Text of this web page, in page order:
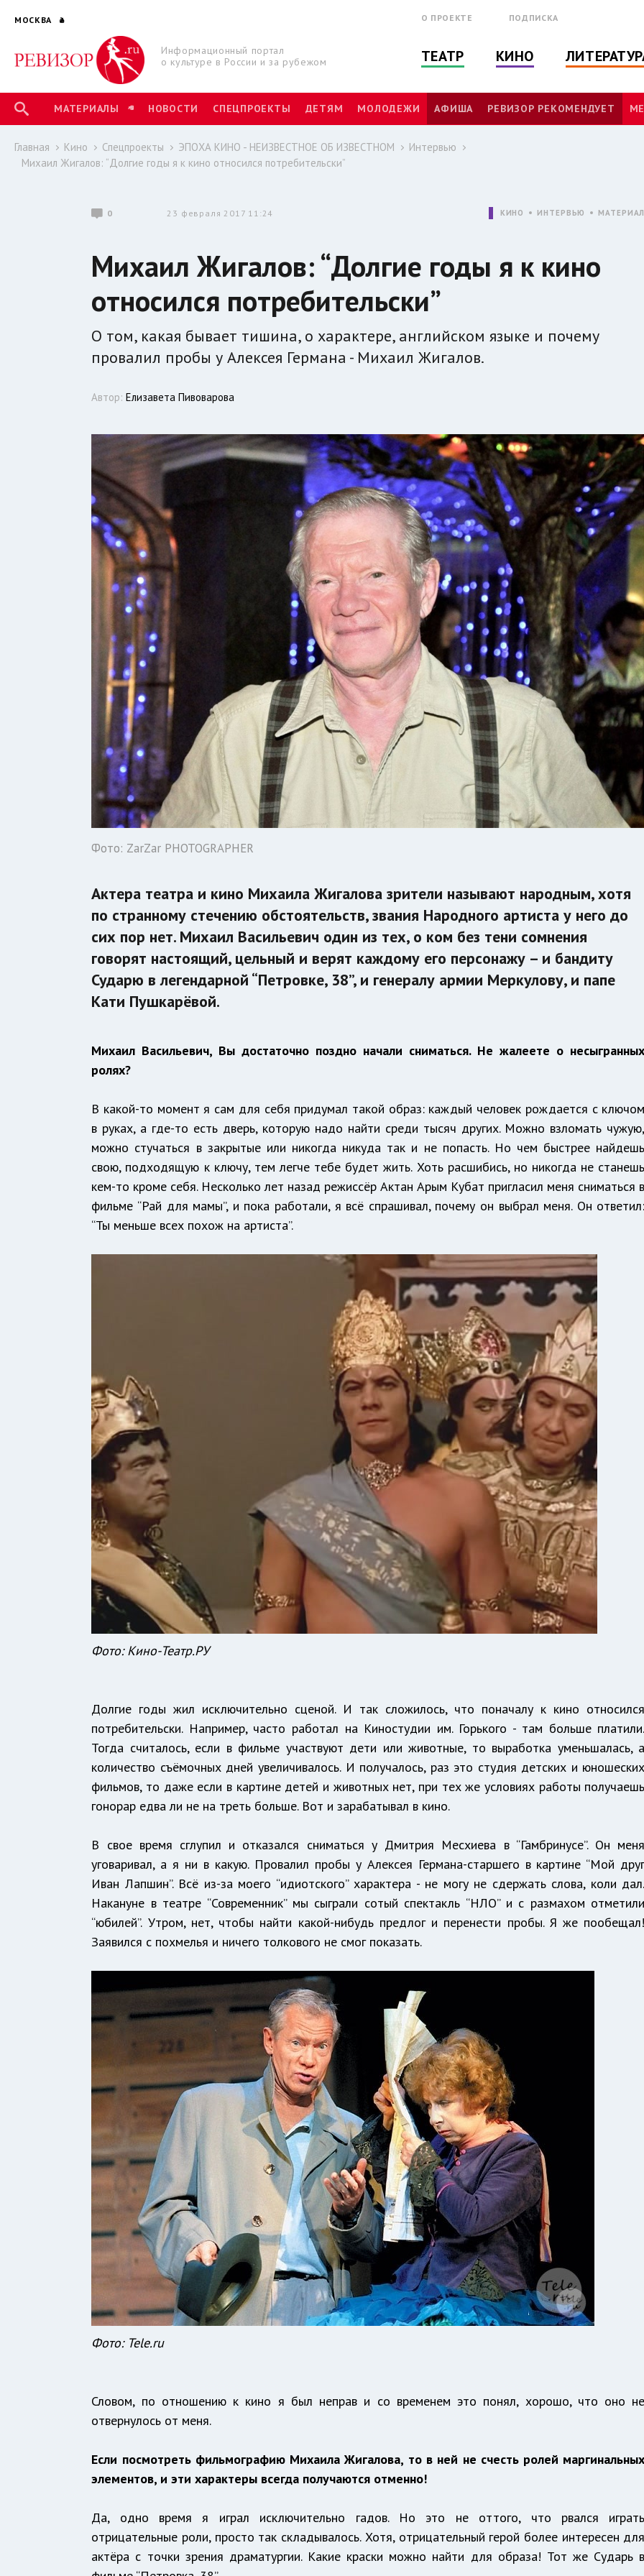
МОСКВА
Информационный портал
о культуре в России и за рубежом
О ПРОЕКТЕ ПОДПИСКА
ТЕАТР КИНО
МАТЕРИАЛЫ НОВОСТИ СПЕЦПРОЕКТЫ ДЕТЯМ МОЛОДЕЖИ АФИША РЕВИЗОР РЕКОМЕНДУЕТ
Главная Кино Спецпроекты ЭПОХА КИНО - НЕИЗВЕСТНОЕ ОБ ИЗВЕСТНОМ
Интервью
Михаил Жигалов: “Долгие годы я к кино относился потребительски”
0 23 февраля 2017 11:24 КИНО ИНТЕРВЬЮ МАТЕРИАЛ
Михаил Жигалов: “Долгие годы я к кино
относился потребительски”
О том, какая бывает тишина, о характере, английском языке и почему
провалил пробы у Алексея Германа - Михаил Жигалов.
Автор:Елизавета Пивоварова
Фото: ZarZar PHOTOGRAPHER
Актера театра и кино Михаила Жигалова зрители называют народным, хотя
по странному стечению обстоятельств, звания Народного артиста у него до
сих пор нет. Михаил Васильевич один из тех, о ком без тени сомнения
говорят настоящий, цельный и верят каждому его персонажу – и бандиту
Сударю в легендарной “Петровке, 38”, и генералу армии Меркулову, и папе
Кати Пушкарёвой.
Михаил Васильевич, Вы достаточно поздно начали сниматься. Не жалеете о несыгранных
ролях?
В какой-то момент я сам для себя придумал такой образ: каждый человек рождается с ключом
в руках, а где-то есть дверь, которую надо найти среди тысяч других. Можно взломать чужую,
можно стучаться в закрытые или никогда никуда так и не попасть. Но чем быстрее найдешь
свою, подходящую к ключу, тем легче тебе будет жить. Хоть расшибись, но никогда не станешь
кем-то кроме себя. Несколько лет назад режиссёр Актан Арым Кубат пригласил меня сниматься в
фильме “Рай для мамы”, и пока работали, я всё спрашивал, почему он выбрал меня. Он ответил:
“Ты меньше всех похож на артиста”.
Фото:Кино-Театр.РУ
Долгие годы жил исключительно сценой. И так сложилось, что поначалу к кино относился
потребительски. Например, часто работал на Киностудии им. Горького - там больше платили.
Тогда считалось, если в фильме участвуют дети или животные, то выработка уменьшалась, а
количество съёмочных дней увеличивалось. И получалось, раз это студия детских и юношеских
фильмов, то даже если в картине детей и животных нет, при тех же условиях работы получаешь
гонорар едва ли не на треть больше. Вот и зарабатывал в кино.
В свое время сглупил и отказался сниматься у Дмитрия Месхиева в “Гамбринусе”. Он меня
уговаривал, а я ни в какую. Провалил пробы у Алексея Германа-старшего в картине “Мой
Иван Лапшин”. Всё из-за моего “идиотского” характера - не могу не сдержать слова, коли дал.
Накануне в театре “Современник” мы сыграли сотый спектакль “НЛО” и с размахом отметили
“юбилей”. Утром, нет, чтобы найти какой-нибудь предлог и перенести пробы. Я же пообещал!
Заявился с похмелья и ничего толкового не смог показать.
Фото: Tele.ru
Словом, по отношению к кино я был неправ и со временем это понял, хорошо, что оно не
отвернулось от меня.
Если посмотреть фильмографию Михаила Жигалова, то в ней не счесть ролей маргинальных
элементов, и эти характеры всегда получаются отменно!
Да, одно время я играл исключительно гадов. Но это не оттого, что рвался играть
отрицательные роли, просто так складывалось. Хотя, отрицательный герой более интересен для
актёра с точки зрения драматургии. Какие краски можно найти для образа! Тот же Сударь в